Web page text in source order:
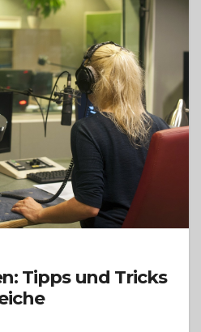
Tipps und Tricks